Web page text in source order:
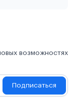
возможностях
Подписаться